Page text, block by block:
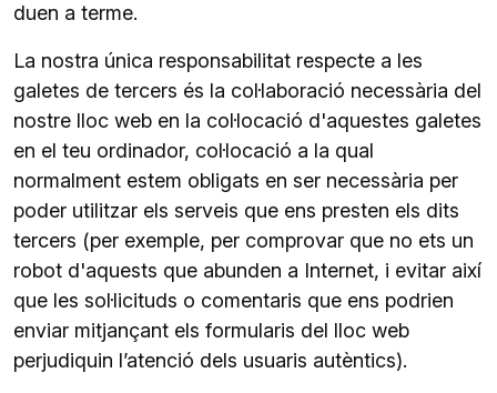
duen a terme.
La nostra única responsabilitat respecte a les
galetes de tercers és la col·laboració necessària del
nostre lloc web en la col·locació d'aquestes galetes
en el teu ordinador, col·locació a la qual
normalment estem obligats en ser necessària per
poder utilitzar els serveis que ens presten els dits
tercers (per exemple, per comprovar que no ets un
robot d'aquests que abunden a Internet, i evitar així
que les sol·licituds o comentaris que ens podrien
enviar mitjançant els formularis del lloc web
perjudiquin l’atenció dels usuaris autèntics).